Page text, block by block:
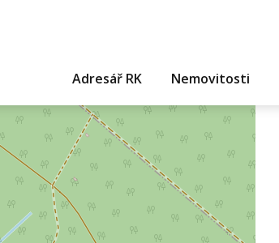
Adresář RK Nemovitosti